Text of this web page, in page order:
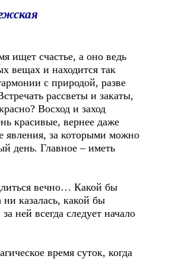
ищет счастье, а оно ведь
вещах и находится так
с природой, разве
рассветы и закаты,
Восход и заход
красивые, вернее даже
явления, за которыми можно
день. Главное – иметь
вечно… Какой бы
ни казалась, какой бы
ней всегда следует начало
время суток, когда